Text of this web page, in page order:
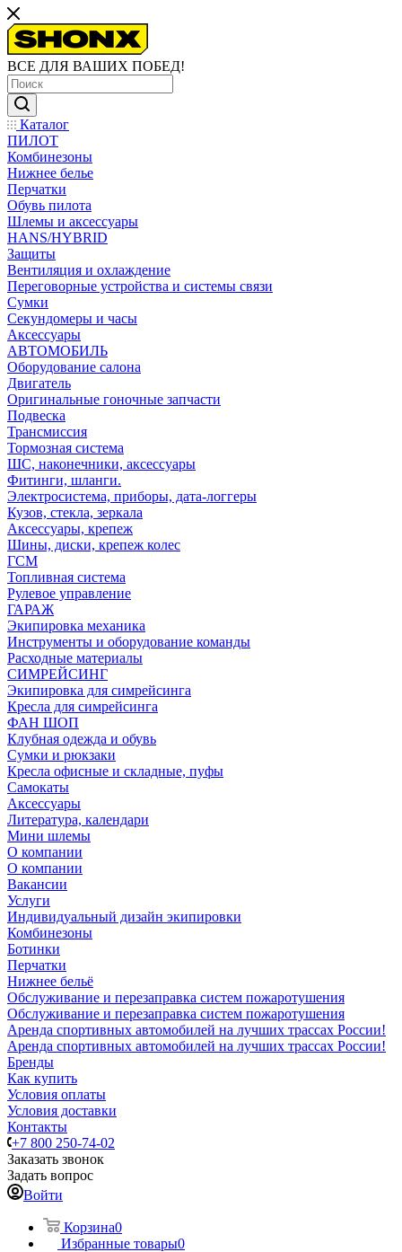
ВСЕ ДЛЯ ВАШИХ ПОБЕД!
Каталог
ПИЛОТ
Комбинезоны
Нижнее белье
Перчатки
Обувь пилота
Шлемы и аксессуары
HANS/HYBRID
Защиты
Вентиляция и охлаждение
Переговорные устройства и системы связи
Сумки
Секундомеры и часы
Аксессуары
АВТОМОБИЛЬ
Оборудование салона
Двигатель
Оригинальные гоночные запчасти
Подвеска
Трансмиссия
Тормозная система
ШС, наконечники, аксессуары
Фитинги, шланги.
Электросистема, приборы, дата-логгеры
Кузов, стекла, зеркала
Аксессуары, крепеж
Шины, диски, крепеж колес
ГСМ
Топливная система
Рулевое управление
ГАРАЖ
Экипировка механика
Инструменты и оборудование команды
Расходные материалы
СИМРЕЙСИНГ
Экипировка для симрейсинга
Кресла для симрейсинга
ФАН ШОП
Клубная одежда и обувь
Сумки и рюкзаки
Кресла офисные и складные, пуфы
Самокаты
Аксессуары
Литература, календари
Мини шлемы
О компании
О компании
Вакансии
Услуги
Индивидуальный дизайн экипировки
Комбинезоны
Ботинки
Перчатки
Нижнее бельё
Обслуживание и перезаправка систем пожаротушения
Обслуживание и перезаправка систем пожаротушения
Аренда спортивных автомобилей на лучших трассах России!
Аренда спортивных автомобилей на лучших трассах России!
Бренды
Как купить
Условия оплаты
Условия доставки
Контакты
+7 800 250-74-02
Заказать звонок
Задать вопрос
Войти
Корзина0
Избранные товары0